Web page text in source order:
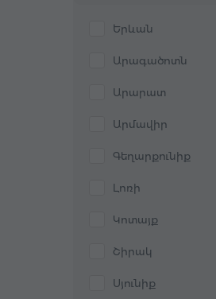
Երևան
Արագածոտն
Արարատ
Արմավիր
Գեղարքունիք
Լոռի
Կոտայք
Շիրակ
Սյունիք